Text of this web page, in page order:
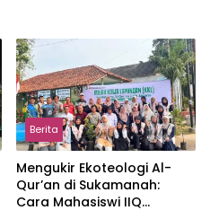
Berita
Mengukir Ekoteologi Al-
Qur’an di Sukamanah:
Cara Mahasiswi IIQ